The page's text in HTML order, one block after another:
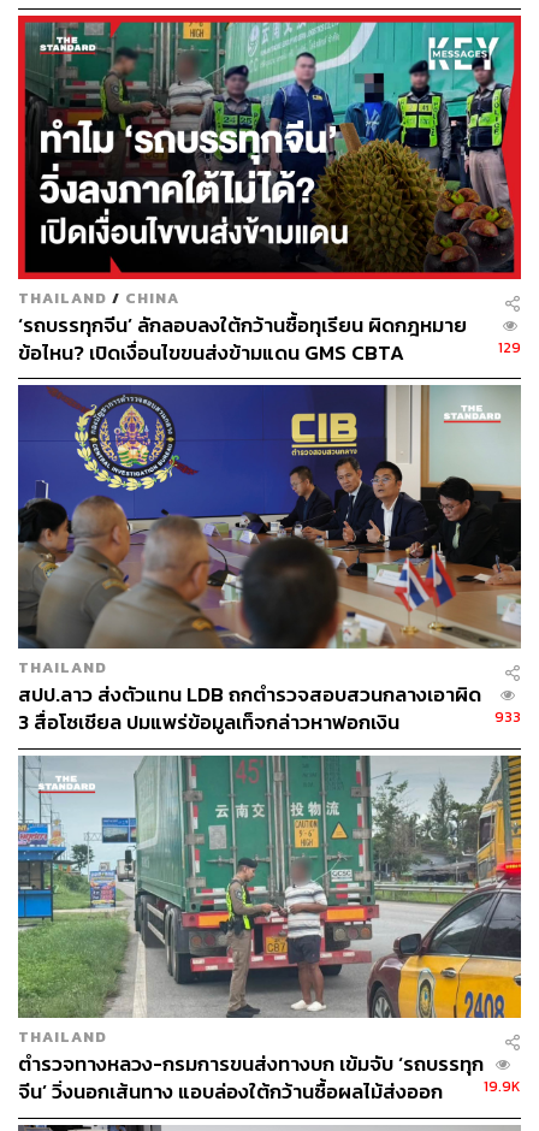
336
ABOUT THE AUTHOR
THE STANDARD TEAM
กองบรรณาธิการ THE STANDARD
THAILAND / CHINA
‘รถบรรทุกจีน’ ลักลอบลงใต้กว้านซื้อทุเรียน ผิดกฎหมาย
ข้อไหน? เปิดเงื่อนไขขนส่งข้ามแดน GMS CBTA
129
THAILAND
สปป.ลาว ส่งตัวแทน LDB ถกตำรวจสอบสวนกลางเอาผิด
3 สื่อโซเชียล ปมแพร่ข้อมูลเท็จกล่าวหาฟอกเงิน
933
THAILAND
ตำรวจทางหลวง-กรมการขนส่งทางบก เข้มจับ ‘รถบรรทุก
จีน’ วิ่งนอกเส้นทาง แอบล่องใต้กว้านซื้อผลไม้ส่งออก
19.9K